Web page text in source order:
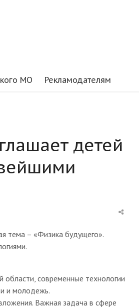
МО Рекламодателям
детей
Share
тема – «Физика будущего».
области, современные технологии
и молодежь.
Важная задача в сфере